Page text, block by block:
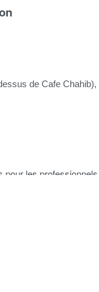
de Cafe Chahib),
pour les professionnels